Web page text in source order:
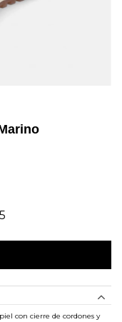
con cierre de cordones y